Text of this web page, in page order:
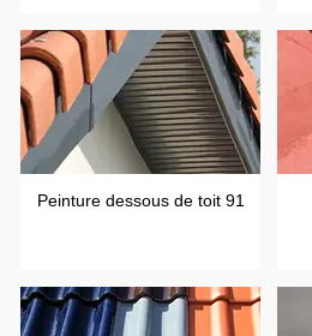
Peinture dessous de toit 91